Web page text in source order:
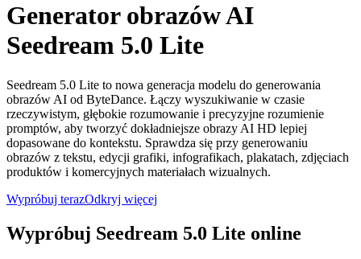
Generator obrazów AI
Seedream 5.0 Lite
Seedream 5.0 Lite to nowa generacja modelu do generowania
obrazów AI od ByteDance. Łączy wyszukiwanie w czasie
rzeczywistym, głębokie rozumowanie i precyzyjne rozumienie
promptów, aby tworzyć dokładniejsze obrazy AI HD lepiej
dopasowane do kontekstu. Sprawdza się przy generowaniu
obrazów z tekstu, edycji grafiki, infografikach, plakatach, zdjęciach
produktów i komercyjnych materiałach wizualnych.
Wypróbuj terazOdkryj więcej
Wypróbuj Seedream 5.0 Lite online